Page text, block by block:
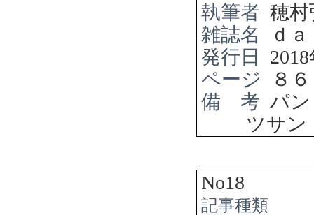
執筆者 穂村
雑誌名
ｄ
発行日
2018
ページ
８
備 考 パ
ツサン
No18
記事種類